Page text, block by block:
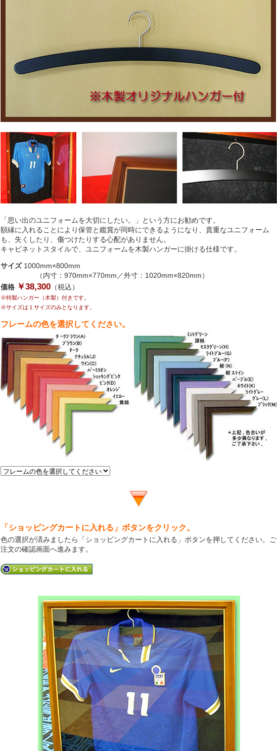
「思い出のユニフォームを大切にしたい。」という方にお勧めです。
額縁に入れることにより保管と鑑賞が同時にできるようになり、貴重なユニフォーム
も、失くしたり、傷つけたりする心配がありません。
キャビネットスタイルで、ユニフォームを木製ハンガーに掛ける仕様です。
サイズ1000mm×800mm
（内寸：970mm×770mm／外寸：1020mm×820mm）
価格 ￥38,300 （税込）
※特製ハンガー（木製）付きです。
※サイズは１サイズのみとなります。
フレームの色を選択してください。
「ショッピングカートに入れる」ボタンをクリック。
色の選択が済みましたら「ショッピングカートに入れる」ボタンを押してください。ご
注文の確認画面へ進みます。